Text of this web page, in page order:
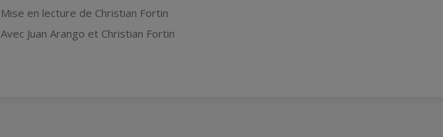
Mise en lecture de Christian Fortin
Avec Juan Arango et Christian Fortin